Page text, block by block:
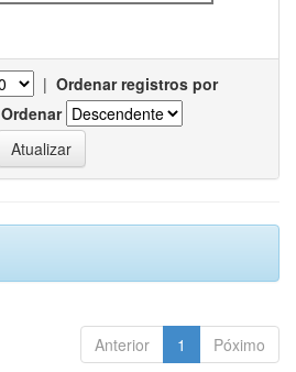
| Ordenar registros por
Ordenar
Anterior 1 Póximo